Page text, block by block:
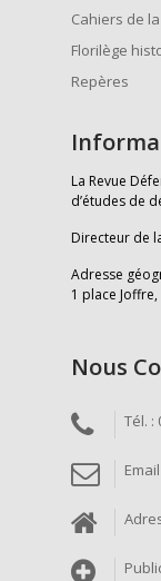
Cahiers de la
Florilège
Repères
La Revue
d’études de
Directeur de
Adresse
1 place Joffre,
Nous
Tél. :